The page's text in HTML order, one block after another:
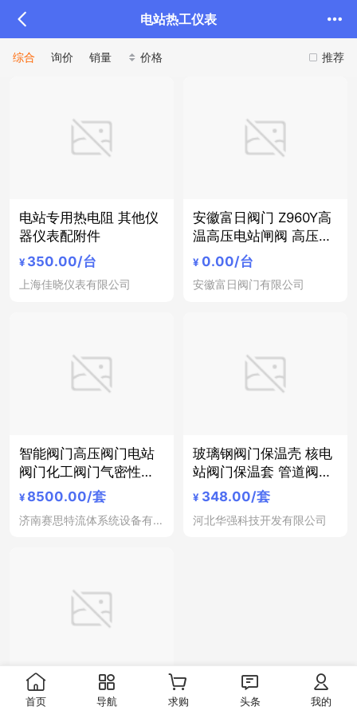
电站热工仪表
推荐
综合 询价 销量 价格
电站专用热电阻 其他仪
器仪表配附件
¥ 350.00/台
上海佳晓仪表有限公司
安徽富日阀门 Z960Y高
温高压电站闸阀 高压闸
阀 高温闸阀 安徽阀门
阀门公司 合肥阀门 高温
阀门 高压阀门
¥ 0.00/台
安徽富日阀门有限公司
智能阀门高压阀门电站
阀门化工阀门气密性检
测试验装置
¥ 8500.00/套
济南赛思特流体系统设备有限公司
玻璃钢阀门保温壳 核电
站阀门保温套 管道阀门
保温壳
¥ 348.00/套
河北华强科技开发有限公司
上海金盾阀门 Z61Y电站
闸阀 上海标一阀门 电动
首页 导航 求购 头条 我的